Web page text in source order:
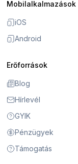
Mobilalkalmazások
iOS
Android
Erőforrások
Blog
Hírlevél
GYIK
Pénzügyek
Támogatás